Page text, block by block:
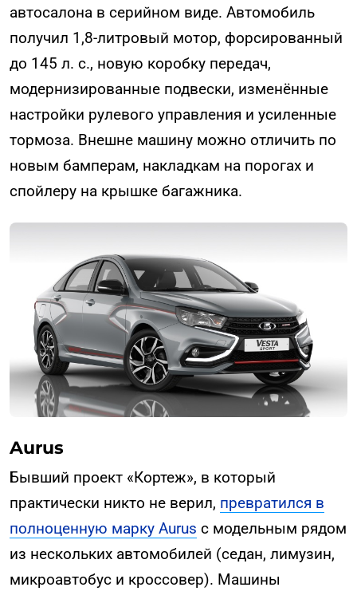
автосалона в серийном виде. Автомобиль
получил 1,8-литровый мотор, форсированный
до 145 л. с., новую коробку передач,
модернизированные подвески, изменённые
настройки рулевого управления и усиленные
тормоза. Внешне машину можно отличить по
новым бамперам, накладкам на порогах и
спойлеру на крышке багажника.
Aurus
Бывший проект «Кортеж», в который
практически никто не верил, превратился в
полноценную марку Aurus с модельным рядом
из нескольких автомобилей (седан, лимузин,
микроавтобус и кроссовер). Машины